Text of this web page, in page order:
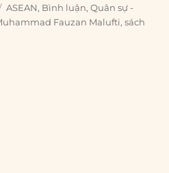
Categories
ASEAN, Bình luận,Quân sự -
Fauzan Malufti,sách